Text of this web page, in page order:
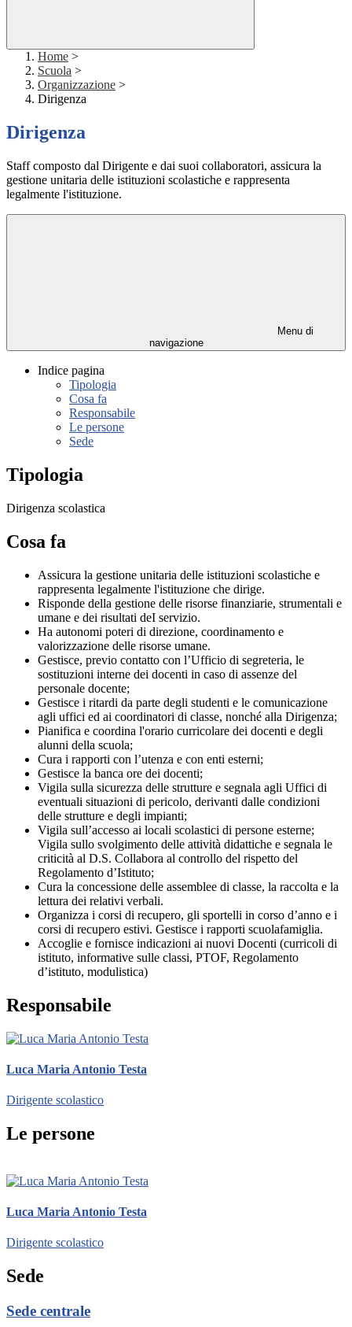
Home >
Scuola >
Organizzazione >
Dirigenza
Dirigenza
Staff composto dal Dirigente e dai suoi collaboratori, assicura la
gestione unitaria delle istituzioni scolastiche e rappresenta
legalmente l'istituzione.
Menu di
navigazione
Indice pagina
Tipologia
Cosa fa
Responsabile
Le persone
Sede
Tipologia
Dirigenza scolastica
Cosa fa
Assicura la gestione unitaria delle istituzioni scolastiche e
rappresenta legalmente l'istituzione che dirige.
Risponde della gestione delle risorse finanziarie, strumentali e
umane e dei risultati deI servizio.
Ha autonomi poteri di direzione, coordinamento e
valorizzazione delle risorse umane.
Gestisce, previo contatto con l’Ufficio di segreteria, le
sostituzioni interne dei docenti in caso di assenze del
personale docente;
Gestisce i ritardi da parte degli studenti e le comunicazione
agli uffici ed ai coordinatori di classe, nonché alla Dirigenza;
Pianifica e coordina l'orario curricolare dei docenti e degli
alunni della scuola;
Cura i rapporti con l’utenza e con enti esterni;
Gestisce la banca ore dei docenti;
Vigila sulla sicurezza delle strutture e segnala agli Uffici di
eventuali situazioni di pericolo, derivanti dalle condizioni
delle strutture e degli impianti;
Vigila sull’accesso ai locali scolastici di persone esterne;
Vigila sullo svolgimento delle attività didattiche e segnala le
criticità al D.S. Collabora al controllo del rispetto del
Regolamento d’Istituto;
Cura la concessione delle assemblee di classe, la raccolta e la
lettura dei relativi verbali.
Organizza i corsi di recupero, gli sportelli in corso d’anno e i
corsi di recupero estivi. Gestisce i rapporti scuolafamiglia.
Accoglie e fornisce indicazioni ai nuovi Docenti (curricoli di
istituto, informative sulle classi, PTOF, Regolamento
d’istituto, modulistica)
Responsabile
Luca Maria Antonio Testa
Dirigente scolastico
Le persone
Luca Maria Antonio Testa
Dirigente scolastico
Sede
Sede centrale